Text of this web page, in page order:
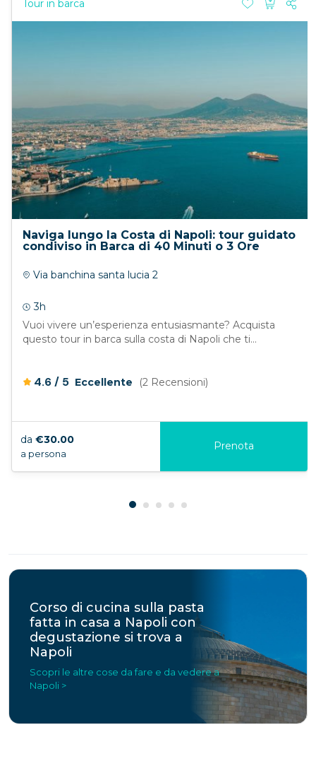
Tour in barca
Naviga lungo la Costa di Napoli: tour guidato
condiviso in Barca di 40 Minuti o 3 Ore
Via banchina santa lucia 2
3h
Vuoi vivere un’esperienza entusiasmante? Acquista
questo tour in barca sulla costa di Napoli che ti...
4.6 /5 Eccellente (2 Recensioni)
da €30.00
a persona
Prenota
Corso di cucina sulla pasta
fatta in casa a Napoli con
degustazione si trova a
Napoli
Scopri le altre cose da fare e da vedere a
Napoli >